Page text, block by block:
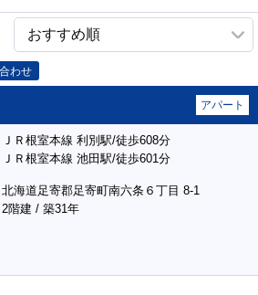
わせ
アパート
ＪＲ根室本線 利別駅/徒歩608分
ＪＲ根室本線 池田駅/徒歩601分
北海道足寄郡足寄町南六条６丁目 8-1
2階建 / 築31年